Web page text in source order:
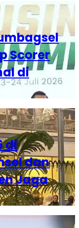
Scorer
di
di
dan
Jaga